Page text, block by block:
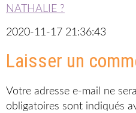
NATHALIE ?
2020-11-17 21:36:43
Laisser un
Votre adresse e-mail ne
obligatoires sont indiqués